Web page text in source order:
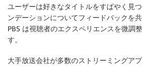
ユーザーは好きなタイトルをすばやく見
ンデーションについてフィードバックを
PBS は視聴者のエクスペリエンスを微調
す。
大手放送会社が多数のストリーミングア